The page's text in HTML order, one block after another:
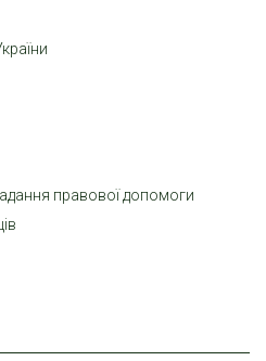
правової допомоги